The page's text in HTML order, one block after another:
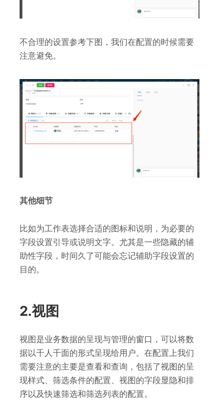
不合理的设置参考下图，我们在配置的时候需要
注意避免。
其他细节
比如为工作表选择合适的图标和说明，为必要的
字段设置引导或说明文字。尤其是一些隐藏的辅
助性字段，时间久了可能会忘记辅助字段设置的
目的。
2.视图
视图是业务数据的呈现与管理的窗口，可以将数
据以千人千面的形式呈现给用户。在配置上我们
需要注意的主要是查看和查询，包括了视图的呈
现样式、筛选条件的配置、视图的字段显隐和排
序以及快速筛选和筛选列表的配置。